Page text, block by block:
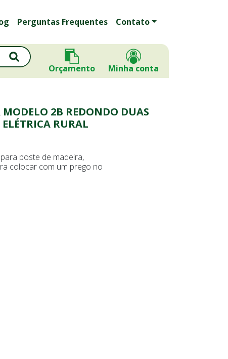
Perguntas Frequentes Contato
Orçamento Minha conta
2B REDONDO DUAS
ELÉTRICA RURAL
poste de madeira,
colocar com um prego no